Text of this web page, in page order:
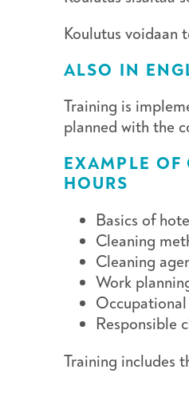
Koulutus voidaan
ALSO IN
Training is
planned with the
EXAMPLE
HOURS
Basics of
Cleaning
Cleaning
Work
Responsible
Training includes